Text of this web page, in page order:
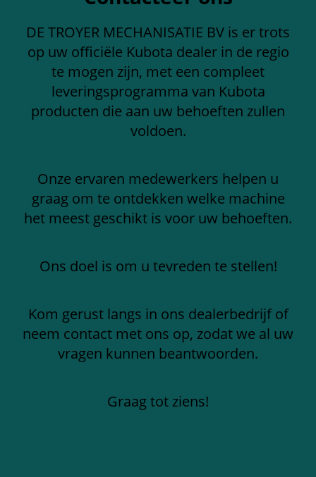
DE TROYER MECHANISATIE BV is er trots
op uw officiële Kubota dealer in de regio
te mogen zijn, met een compleet
leveringsprogramma van Kubota
producten die aan uw behoeften zullen
voldoen.
Onze ervaren medewerkers helpen u
graag om te ontdekken welke machine
het meest geschikt is voor uw behoeften.
Ons doel is om u tevreden te stellen!
Kom gerust langs in ons dealerbedrijf of
neem contact met ons op, zodat we al uw
vragen kunnen beantwoorden.
Graag tot ziens!